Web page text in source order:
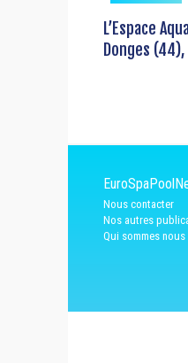
L’Espace
Donges
Nous contacter
Nos autres
Qui sommes nous